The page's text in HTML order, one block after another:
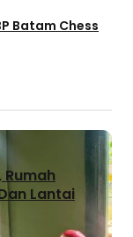
Batam Chess
Rumah
Lantai